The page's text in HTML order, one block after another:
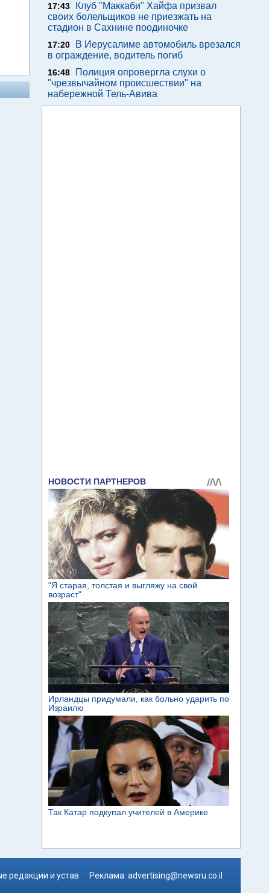
17:43
Клуб "Маккаби" Хайфа призвал
своих болельщиков не приезжать на
стадион в Сахнине поодиночке
17:20
В Иерусалиме автомобиль врезался
в ограждение, водитель погиб
16:48
Полиция опровергла слухи о
"чрезвычайном происшествии" на
набережной Тель-Авива
редакции и устав Реклама: advertising@newsru.co.il